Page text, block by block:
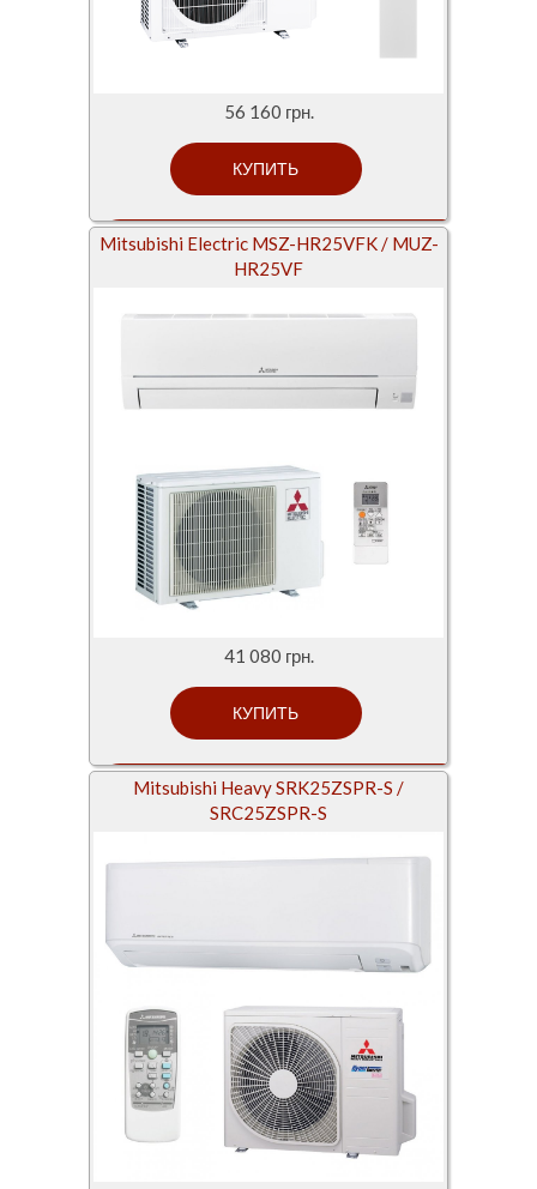
56 160 грн.
Mitsubishi Electric MSZ-HR25VFK / MUZ-
HR25VF
41 080 грн.
Mitsubishi Heavy SRK25ZSPR-S /
SRC25ZSPR-S